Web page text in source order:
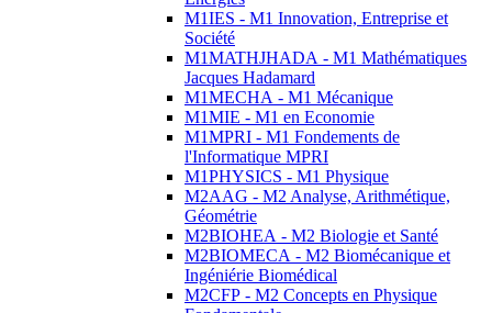
M1IES - M1 Innovation, Entreprise et
Société
M1MATHJHADA - M1 Mathématiques
Jacques Hadamard
M1MECHA - M1 Mécanique
M1MIE - M1 en Economie
M1MPRI - M1 Fondements de
l'Informatique MPRI
M1PHYSICS - M1 Physique
M2AAG - M2 Analyse, Arithmétique,
Géométrie
M2BIOHEA - M2 Biologie et Santé
M2BIOMECA - M2 Biomécanique et
Ingéniérie Biomédical
M2CFP - M2 Concepts en Physique